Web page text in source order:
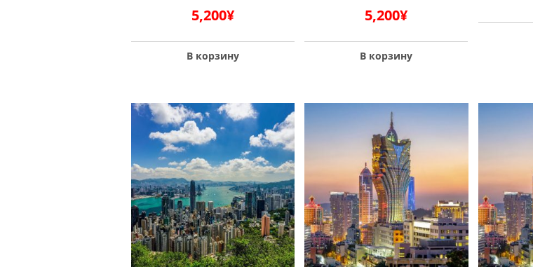
5,200¥
В корзину
5,200¥
В корзину